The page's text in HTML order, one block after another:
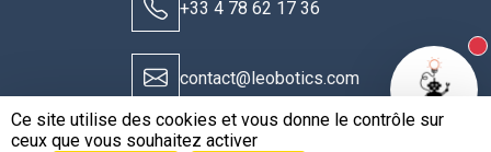
+33 4 78 62 17 36
contact@leobotics.com
Ce site utilise des cookies et vous donne le contrôle sur
ceux que vous souhaitez activer